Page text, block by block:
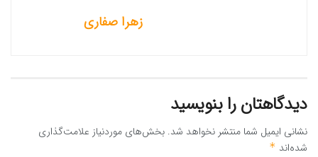
زهرا صفاری
دیدگاهتان را بنویسید
نشانی ایمیل شما منتشر نخواهد شد. بخش‌های موردنیاز علامت‌گذاری
شده‌اند *